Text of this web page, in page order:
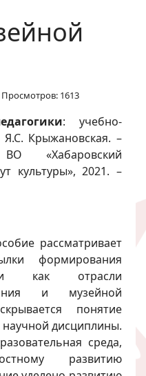
Просмотров: 1613
: учебно-
Крыжановская. –
«Хабаровский
культуры», 2021. –
рассматривает
формирования
как отрасли
и музейной
понятие
научной дисциплины.
среда,
развитию